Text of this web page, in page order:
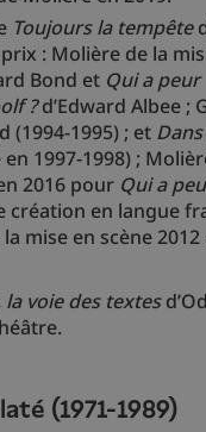
Toujours la tempête
: Molière de la
Bond et Qui a peur
?d’Edward Albee
(1994-1995) ; et
en 1997-1998) ;
2016 pour Qui a
création en langue
la mise en scène
la voie des textes
(1971-1989)